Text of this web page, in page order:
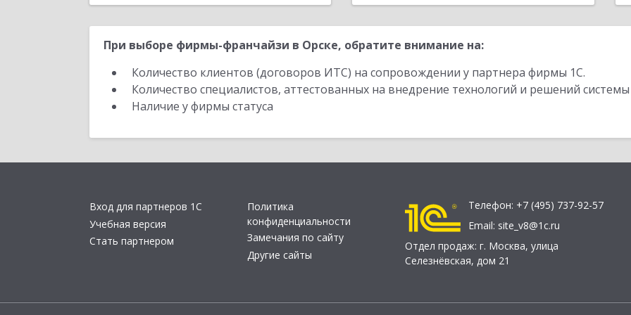
При выборе фирмы-франчайзи в Орске, обратите внимание на:
Количество клиентов (договоров ИТС) на сопровождении у партнера фирмы 1С.
Количество специалистов, аттестованных на внедрение технологий и решений
Наличие у фирмы статуса
Вход для партнеров 1С
Учебная версия
Стать партнером
Политика
конфиденциальности
Замечания по сайту
Другие сайты
Телефон: +7 (495) 737-92-57
Email: site_v8@1c.ru
Отдел продаж: г. Москва, улица
Селезнёвская, дом 21